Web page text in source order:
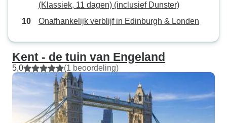
(Klassiek, 11 dagen) (inclusief Dunster)
Onafhankelijk verblijf in Edinburgh & Londen
Kent - de tuin van Engeland
5,0 (1 beoordeling)